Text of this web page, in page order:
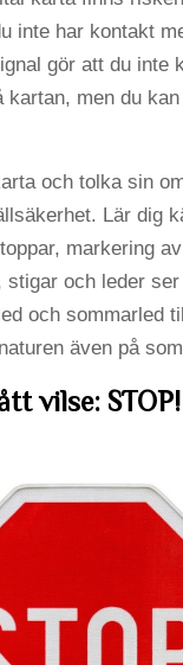
inte har kontakt
gör att du inte
kartan, men du
och tolka sin
Lär dig
markering
stigar och leder
och sommarled
även på
vilse: STOP!